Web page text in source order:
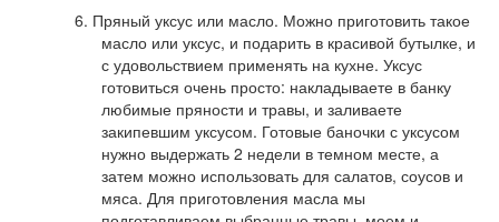
6. Пряный уксус или масло. Можно приготовить такое
масло или уксус, и подарить в красивой бутылке, и
с удовольствием применять на кухне. Уксус
готовиться очень просто: накладываете в банку
любимые пряности и травы, и заливаете
закипевшим уксусом. Готовые баночки с уксусом
нужно выдержать 2 недели в темном месте, а
затем можно использовать для салатов, соусов и
мяса. Для приготовления масла мы